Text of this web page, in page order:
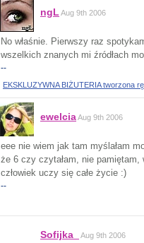
ngL Aug 9th 2006
No właśnie. Pierwszy raz
wszelkich znanych mi źródłach
--
EKSKLUZYWNA BIŻUTERIA tworzona
ewelciaAug 9th 2006
eee nie wiem jak tam myślałam
że 6 czy czytałam, nie pamiętam,
człowiek uczy się całe życie :)
--
Sofijka_ Aug 9th 2006